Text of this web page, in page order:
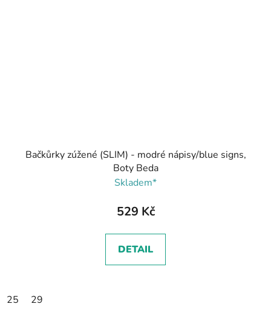
Bačkůrky zúžené (SLIM) - modré nápisy/blue signs,
Boty Beda
Skladem*
529 Kč
DETAIL
25 29